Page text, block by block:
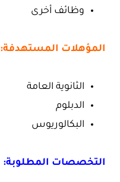
وظائف أخرى
المؤهلات المستهدفة:
الثانوية العامة
الدبلوم
البكالوريوس
التخصصات المطلوبة: